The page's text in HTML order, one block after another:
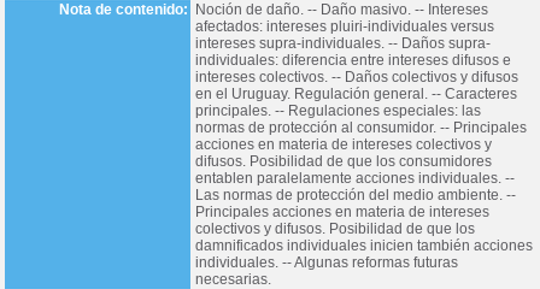
Nota de contenido:
Noción de daño. -- Daño masivo. -- Intereses
afectados: intereses pluiri-individuales versus
intereses supra-individuales. -- Daños supra-
individuales: diferencia entre intereses difusos e
intereses colectivos. -- Daños colectivos y difusos
en el Uruguay. Regulación general. -- Caracteres
principales. -- Regulaciones especiales: las
normas de protección al consumidor. -- Principales
acciones en materia de intereses colectivos y
difusos. Posibilidad de que los consumidores
entablen paralelamente acciones individuales. --
Las normas de protección del medio ambiente. --
Principales acciones en materia de intereses
colectivos y difusos. Posibilidad de que los
damnificados individuales inicien también acciones
individuales. -- Algunas reformas futuras
necesarias.